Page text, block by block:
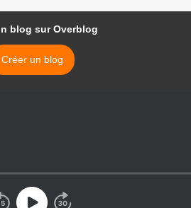
blog sur Overblog
Créer un blog